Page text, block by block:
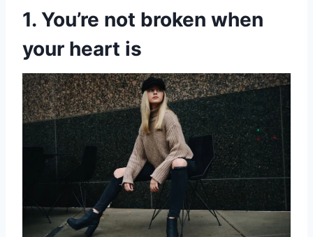
1. You’re not broken when
your heart is